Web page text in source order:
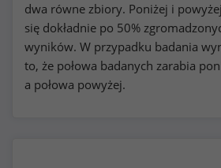
dwa równe zbiory. Poniżej i
się dokładnie po 50%
wyników. W przypadku badania
to, że połowa badanych zarabia
a połowa powyżej.